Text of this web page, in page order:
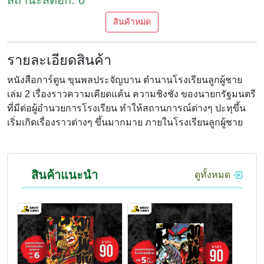
สินค้าหมด
รายละเอียดสินค้า
หนังสือการ์ตูน ขุนพลประจัญบาน ตำนานโรงเรียนลูกผู้ชาย
เล่ม 2 เรื่องราวความเคียดแค้น ความชิงชัง ของนายกรัฐมนตรี
ที่มีต่อผู้อำนวยการโรงเรียน ทำให้สถานการณ์ต่างๆ ปะทุขึ้น
เริ่มเกิดเรื่องราวต่างๆ ขึ้นมากมาย ภายในโรงเรียนลูกผู้ชาย
สินค้าแนะนำ ดูทั้งหมด